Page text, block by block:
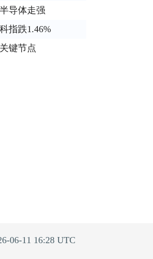
半导体走强
科指跌1.46%
关键节点
06-11 16:28 UTC